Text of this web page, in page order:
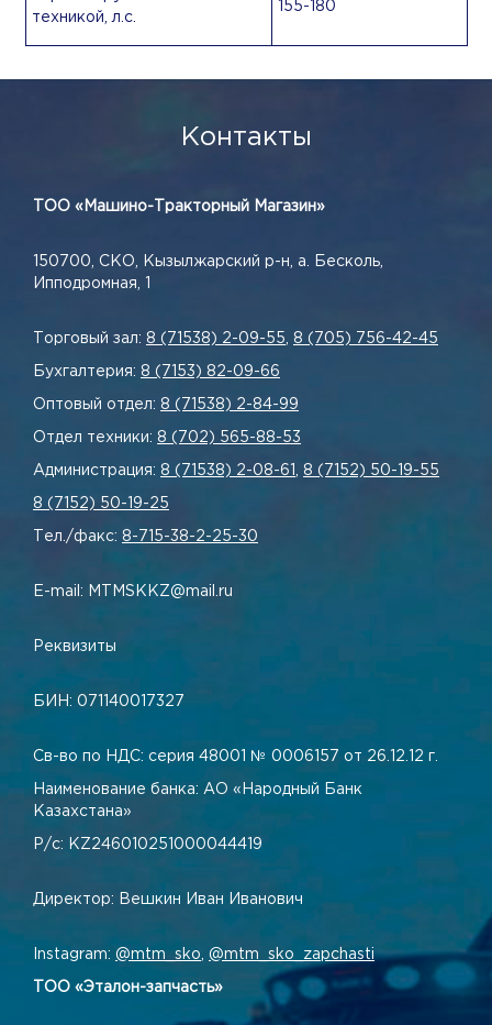
техникой, л.с.
155-180
Контакты
ТОО «Машино-Тракторный Магазин»
150700, СКО, Кызылжарский р-н, а. Бесколь,
Ипподромная, 1
Торговый зал: 8 (71538) 2-09-55 8 (705) 756-42-45
Бухгалтерия: 8 (7153) 82-09-66
Оптовый отдел: 8 (71538) 2-84-99
Отдел техники: 8 (702) 565-88-53
Администрация: 8 (71538) 2-08-61 8 (7152) 50-19-55
8 (7152) 50-19-25
Тел./факс: 8-715-38-2-25-30
E-mail: MTMSKKZ@mail.ru
Реквизиты
БИН: 071140017327
Св-во по НДС: серия 48001 № 0006157 от 26.12.12 г.
Наименование банка: АО «Народный Банк
Казахстана»
Р/с: KZ246010251000044419
Директор: Вешкин Иван Иванович
Instagram: @mtm_sko @mtm_sko_zapchasti
ТОО «Эталон-запчасть»